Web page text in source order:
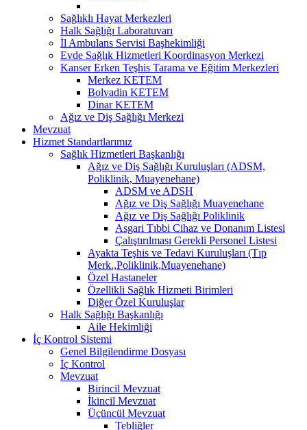
Sağlıklı Hayat Merkezleri
Halk Sağlığı Laboratuvarı
İl Ambulans Servisi Başhekimliği
Evde Sağlık Hizmetleri Koordinasyon Merkezi
Kanser Erken Teşhis Tarama ve Eğitim Merkezleri
Merkez KETEM
Bolvadin KETEM
Dinar KETEM
Ağız ve Diş Sağlığı Merkezi
Mevzuat
Hizmet Standartlarımız
Sağlık Hizmetleri Başkanlığı
Ağız ve Diş Sağlığı Kuruluşları (ADSM,
Poliklinik, Muayenehane)
ADSM ve ADSH
Ağız ve Diş Sağlığı Muayenehane
Ağız ve Diş Sağlığı Poliklinik
Asgari Tıbbi Cihaz ve Donanım Listesi
Çalıştırılması Gerekli Personel Listesi
Ayakta Teşhis ve Tedavi Kuruluşları (Tıp
Merk.,Poliklinik,Muayenehane)
Özel Hastaneler
Özellikli Sağlık Hizmeti Birimleri
Diğer Özel Kuruluşlar
Halk Sağlığı Başkanlığı
Aile Hekimliği
İç Kontrol Sistemi
Genel Bilgilendirme Dosyası
İç Kontrol
Mevzuat
Birincil Mevzuat
İkincil Mevzuat
Üçüncül Mevzuat
Tebliğler